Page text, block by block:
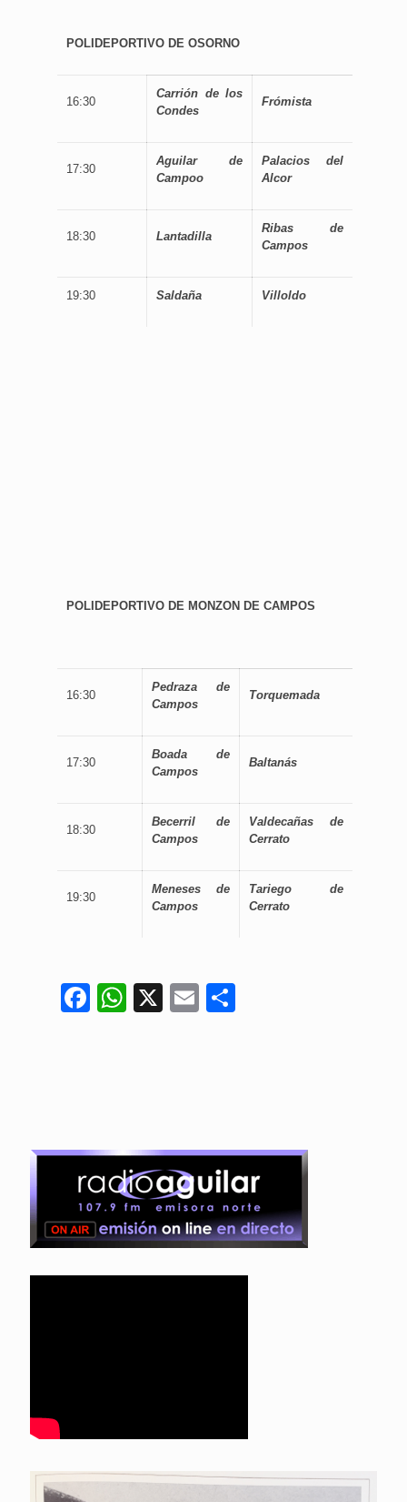
POLIDEPORTIVO DE OSORNO
16:30
Carrión de los
Condes
Frómista
17:30
Aguilar de
Campoo
Palacios del
Alcor
18:30 Lantadilla
Ribas de
Campos
19:30 Saldaña Villoldo
POLIDEPORTIVO DE MONZON DE CAMPOS
16:30
Pedraza de
Campos
Torquemada
17:30
Boada de
Campos
Baltanás
18:30
Becerril de
Campos
Valdecañas de
Cerrato
19:30
Meneses de
Campos
Tariego de
Cerrato
Facebook
WhatsApp
X Email